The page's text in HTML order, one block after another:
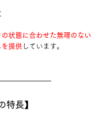
の状態に合わせた無理のない
を提供 しています。
特長】